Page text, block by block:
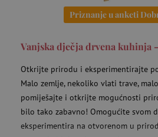
Priznanje u anketi
Vanjska dječja drvena kuhinja
Otkrijte prirodu i eksperimentirajte
Malo zemlje, nekoliko vlati trave,
pomiješajte i otkrijte mogućnosti
bilo tako zabavno! Omogućite svom
eksperimentira na otvorenom u